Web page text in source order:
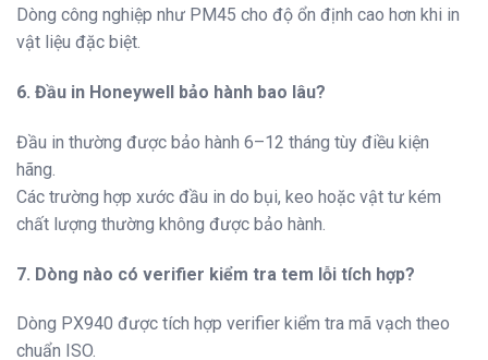
Dòng công nghiệp như PM45 cho độ ổn định cao hơn khi in
vật liệu đặc biệt.
6. Đầu in Honeywell bảo hành bao lâu?
Đầu in thường được bảo hành 6–12 tháng tùy điều kiện
hãng.
Các trường hợp xước đầu in do bụi, keo hoặc vật tư kém
chất lượng thường không được bảo hành.
7. Dòng nào có verifier kiểm tra tem lỗi tích hợp?
Dòng PX940 được tích hợp verifier kiểm tra mã vạch theo
chuẩn ISO.